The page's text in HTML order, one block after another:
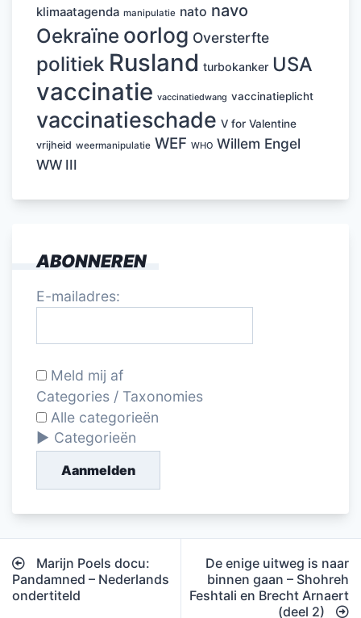
klimaatagenda manipulatie nato navo
Oekraïne oorlog Oversterfte
politiek Rusland turbokanker USA
vaccinatie vaccinatiedwang vaccinatieplicht
vaccinatieschade V for Valentine
vrijheid weermanipulatie WEF WHO Willem Engel
WW III
ABONNEREN
E-mailadres:
Meld mij af
Categories / Taxonomies
Alle categorieën
Categorieën
Aanmelden
Bericht
navigatie
Marijn Poels docu:
Pandamned – Nederlands
ondertiteld
De enige uitweg is naar
binnen gaan – Shohreh
Feshtali en Brecht Arnaert
(deel 2)